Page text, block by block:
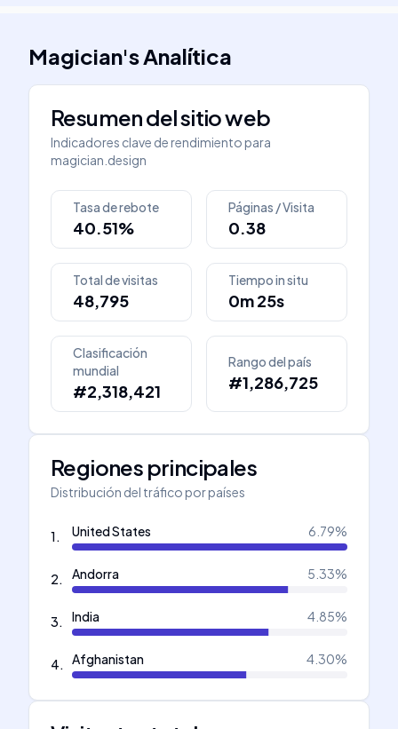
Magician'sAnalítica
Resumen del sitio web
Indicadores clave de rendimiento para
magician.design
Tasa de rebote
40.51%
Páginas / Visita
0.38
Total de visitas
48,795
Tiempo in situ
0m 25s
Clasificación
mundial
#2,318,421
Rango del país
#1,286,725
Regiones principales
Distribución del tráfico por países
1. United States 6.79%
2. Andorra 5.33%
3. India 4.85%
4. Afghanistan 4.30%